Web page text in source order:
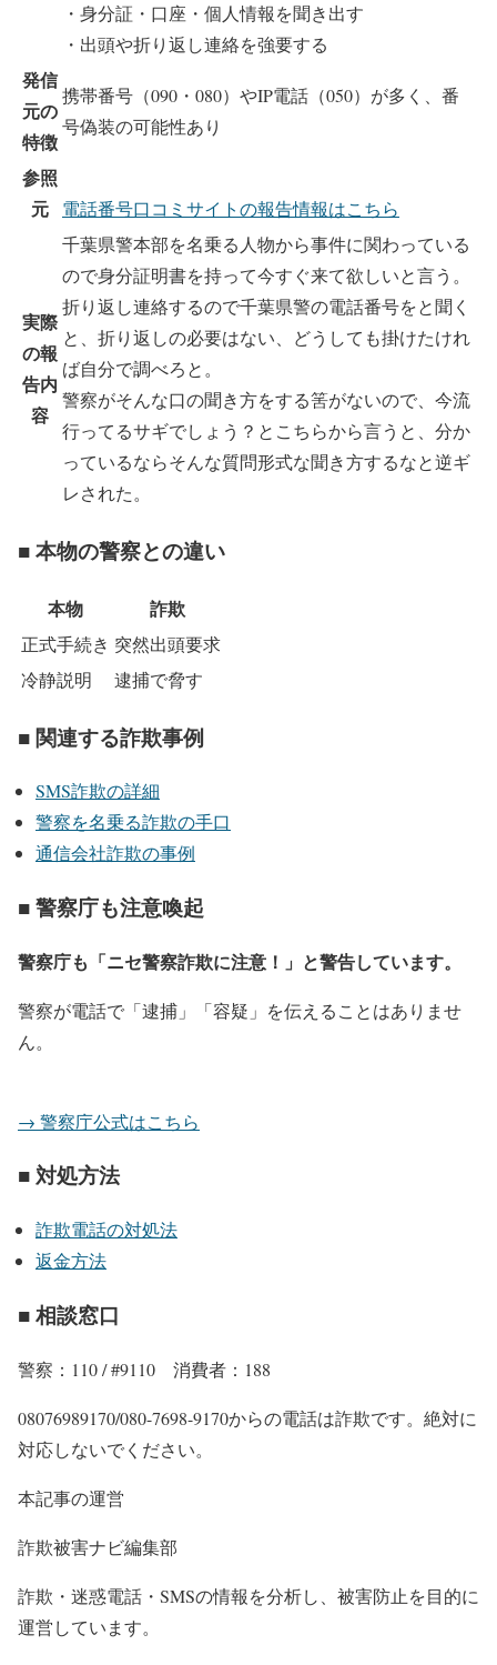
・身分証・口座・個人情報を聞き出す
・出頭や折り返し連絡を強要する
発信
元の
特徴
携帯番号（090・080）やIP電話（050）が多く、番
号偽装の可能性あり
参照
元
電話番号口コミサイトの報告情報はこちら
実際
の報
告内
容
千葉県警本部を名乗る人物から事件に関わっている
ので身分証明書を持って今すぐ来て欲しいと言う。
折り返し連絡するので千葉県警の電話番号をと聞く
と、折り返しの必要はない、どうしても掛けたけれ
ば自分で調べろと。
警察がそんな口の聞き方をする筈がないので、今流
行ってるサギでしょう？とこちらから言うと、分か
っているならそんな質問形式な聞き方するなと逆ギ
レされた。
■ 本物の警察との違い
本物 詐欺
正式手続き 突然出頭要求
冷静説明
逮捕で脅す
■ 関連する詐欺事例
SMS詐欺の詳細
警察を名乗る詐欺の手口
通信会社詐欺の事例
■ 警察庁も注意喚起
警察庁も「ニセ警察詐欺に注意！」と警告しています。
警察が電話で「逮捕」「容疑」を伝えることはありませ
ん。
→ 警察庁公式はこちら
■ 対処方法
詐欺電話の対処法
返金方法
■ 相談窓口
警察：110 / #9110 消費者：188
08076989170/080-7698-9170からの電話は詐欺です。絶対に
対応しないでください。
本記事の運営
詐欺被害ナビ編集部
詐欺・迷惑電話・SMSの情報を分析し、被害防止を目的に
運営しています。